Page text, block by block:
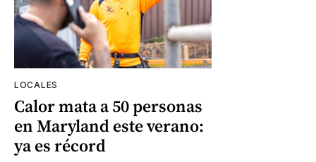
LOCALES
Calor mata a 50 personas
en Maryland este verano:
ya es récord